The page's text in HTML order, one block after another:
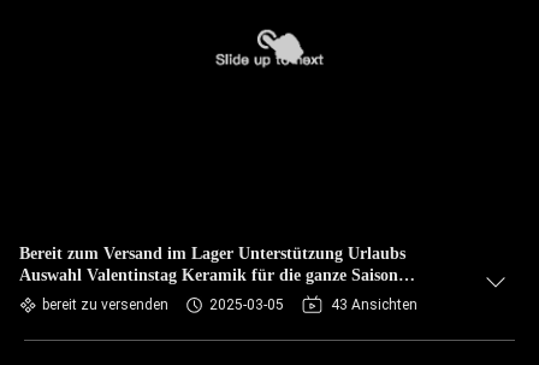
Bereit zum Versand im Lager Unterstützung Urlaubs
Auswahl Valentinstag Keramik für die ganze Saison
kundenspezifische Keramik
bereit zu versenden 2025-03-05 43 Ansichten